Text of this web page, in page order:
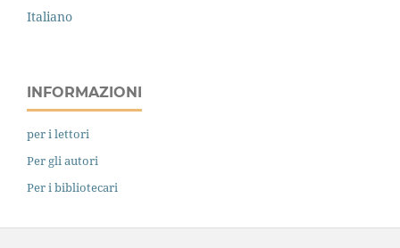
Italiano
INFORMAZIONI
per i lettori
Per gli autori
Per i bibliotecari